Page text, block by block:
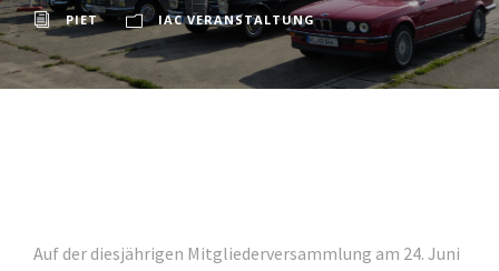
PIET IAC VERANSTALTUNG
Auf der diesjährigen Mitgliederversammlung am 24. Juni